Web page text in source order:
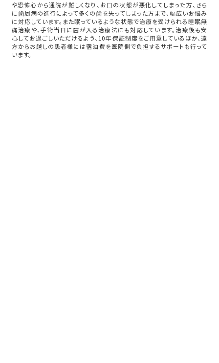
や恐怖心から通院が難しくなり、お口の状態が悪化してしまった方、さら
に歯周病の進行によって多くの歯を失ってしまった方まで、幅広いお悩み
に対応しています。また眠っているような状態で治療を受けられる睡眠無
痛治療や、手術当日に歯が入る治療法にも対応しています。治療後も安
心してお過ごしいただけるよう、10年保証制度をご用意しているほか、遠
方からお越しの患者様には宿泊費を医院側で負担するサポートも行って
います。